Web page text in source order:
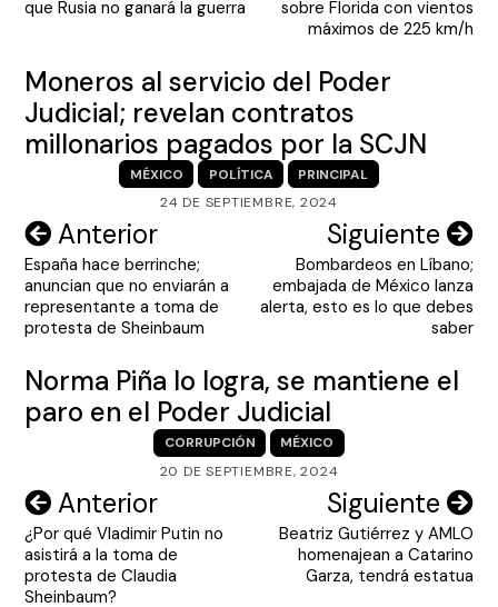
que Rusia no ganará la guerra
sobre Florida con vientos
máximos de 225 km/h
Moneros al servicio del Poder
Judicial; revelan contratos
millonarios pagados por la SCJN
MÉXICO POLÍTICA
PRINCIPAL
24 DE SEPTIEMBRE, 2024
Navegación
de
entradas
Anterior
España hace berrinche;
anuncian que no enviarán a
representante a toma de
protesta de Sheinbaum
Siguiente
Bombardeos en Líbano;
embajada de México lanza
alerta, esto es lo que debes
saber
Norma Piña lo logra, se mantiene el
paro en el Poder Judicial
CORRUPCIÓN
MÉXICO
20 DE SEPTIEMBRE, 2024
Navegación
de
entradas
Anterior
¿Por qué Vladimir Putin no
asistirá a la toma de
protesta de Claudia
Sheinbaum?
Siguiente
Beatriz Gutiérrez y AMLO
homenajean a Catarino
Garza, tendrá estatua